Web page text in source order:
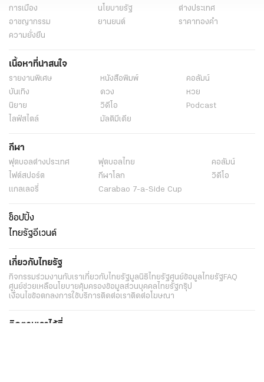
การเมือง
นโยบายรัฐ
ต่างประเทศ
อาชญากรรม
ยานยนต์
ราคาทองคำ
ความยั่งยืน
เนื้อหาที่น่าสนใจ
รายงานพิเศษ หนังสือพิมพ์
คอลัมน์
บันเทิง
ดวง
หวย
นิยาย
วิดีโอ
Podcast
ไลฟ์สไตล์
มัลติมีเดีย
กีฬา
ฟุตบอลต่่างประเทศ ฟุตบอลไทย
คอลัมน์
ไฟต์สปอร์ต
กีฬาโลก
วิดีโอ
แกลเลอรี่
Carabao 7-a-Side Cup
ช็อปปิ้ง
ไทยรัฐอีเวนต์
เกี่ยวกับไทยรัฐ
กิจกรรมร่วมงานกับเราเกี่ยวกับไทยรัฐมูลนิธิไทยรัฐศูนย์ข้อมูลไทยรัฐFAQ
ศูนย์ช่วยเหลือนโยบายคุ้มครองข้อมูลส่วนบุคคลไทยรัฐกรุ๊ป
เงื่อนไขข้อตกลงการใช้บริการติดต่อเราติดต่อโฆษณา
ติดตามเราได้ที่